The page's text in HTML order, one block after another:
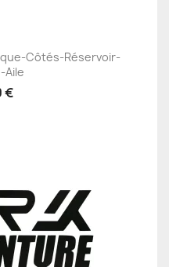
Côtés-Réservoir-
Aile
€